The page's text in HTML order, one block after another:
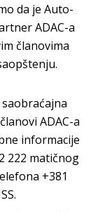
da je Auto-
ADAC-a
članovima
ADAC-a
informacije
222 matičnog
+381